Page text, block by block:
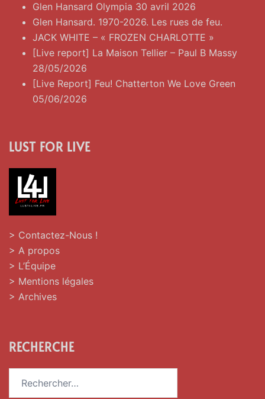
Glen Hansard Olympia 30 avril 2026
Glen Hansard. 1970-2026. Les rues de feu.
JACK WHITE – « FROZEN CHARLOTTE »
[Live report] La Maison Tellier – Paul B Massy
28/05/2026
[Live Report] Feu! Chatterton We Love Green
05/06/2026
LUST FOR LIVE
> Contactez-Nous !
> A propos
> L’Équipe
> Mentions légales
> Archives
RECHERCHE